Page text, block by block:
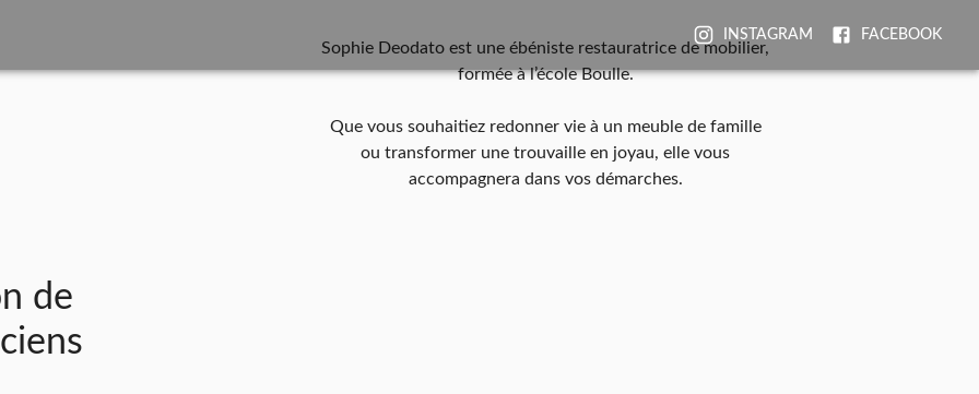
INSTAGRAM FACEBOOK
Sophie Deodato est une ébéniste restauratrice de mobilier,
formée à l’école Boulle.
Que vous souhaitiez redonner vie à un meuble de famille
ou transformer une trouvaille en joyau, elle vous
accompagnera dans vos démarches.
de